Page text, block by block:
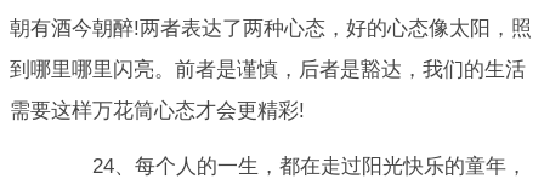
朝有酒今朝醉!两者表达了两种心态，好的心态像太阳，照
到哪里哪里闪亮。前者是谨慎，后者是豁达，我们的生活
需要这样万花筒心态才会更精彩!
24、每个人的一生，都在走过阳光快乐的童年，